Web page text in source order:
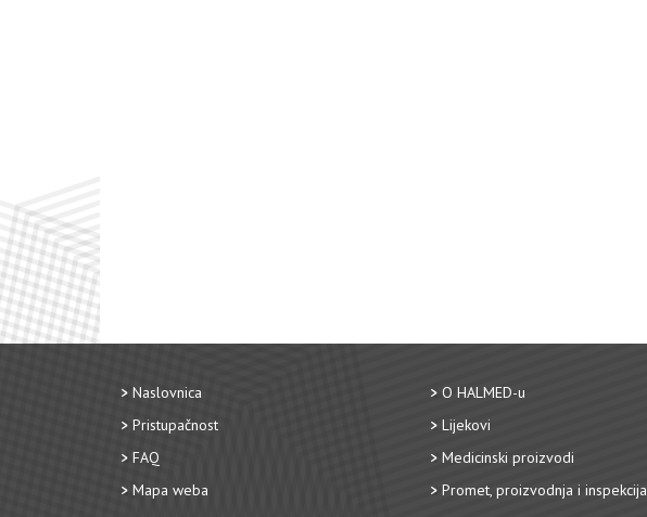
Naslovnica
Pristupačnost
FAQ
Mapa weba
O HALMED-u
Lijekovi
Medicinski proizvodi
Promet, proizvodnja i inspekcija